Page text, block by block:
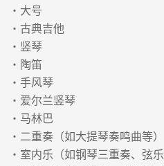
・大号
・古典吉他
・竖琴
・陶笛
・手风琴
・爱尔兰竖琴
・马林巴
・二重奏（如大提琴奏鸣曲等）
・室内乐（如钢琴三重奏、弦